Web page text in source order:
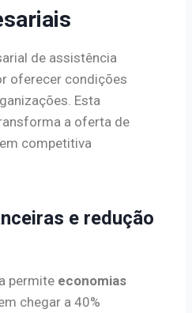
de assistência
oferecer condições
Esta
a oferta de
competitiva
e redução
permite economias
chegar a 40%